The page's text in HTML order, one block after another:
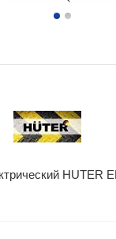
HUTER